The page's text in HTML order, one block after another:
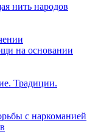
нить народов
на основании
Традиции.
с наркоманией